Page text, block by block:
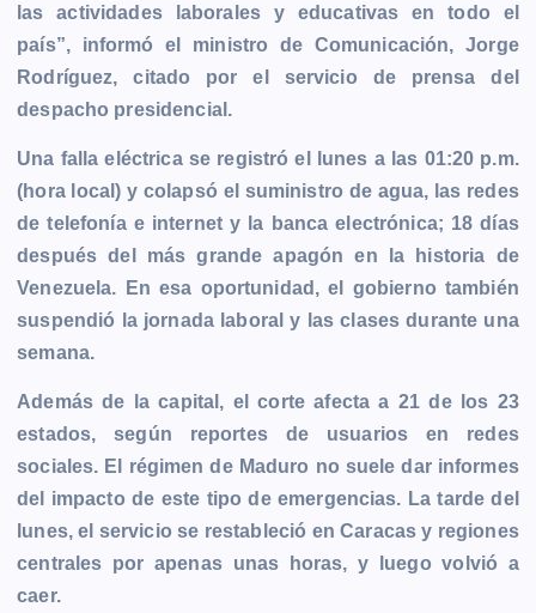
k
e
r
p
k
m
las actividades laborales y educativas en todo el
país”, informó el ministro de Comunicación, Jorge
Rodríguez, citado por el servicio de prensa del
despacho presidencial.
Una falla eléctrica se registró el lunes a las 01:20 p.m.
(hora local) y colapsó el suministro de agua, las redes
de telefonía e internet y la banca electrónica; 18 días
después del más grande apagón en la historia de
Venezuela. En esa oportunidad, el gobierno también
suspendió la jornada laboral y las clases durante una
semana.
Además de la capital, el corte afecta a 21 de los 23
estados, según reportes de usuarios en redes
sociales. El régimen de Maduro no suele dar informes
del impacto de este tipo de emergencias. La tarde del
lunes, el servicio se restableció en Caracas y regiones
centrales por apenas unas horas, y luego volvió a
caer.